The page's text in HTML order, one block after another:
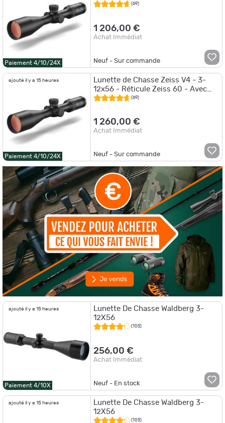
Paiement 4/10/24X
tourelles Balistiques
(69)
1 206,00 €
Achat Immédiat
Neuf - Sur commande
ajouté il y a 15 heures
Paiement 4/10/24X
Lunette de Chasse Zeiss V4 - 3-
12x56 - Réticule Zeiss 60 - Avec
tourelles Balistiques
(69)
1 260,00 €
Achat Immédiat
Neuf - Sur commande
ajouté il y a 15 heures
Paiement 4/10X
Lunette De Chasse Waldberg 3-
12X56
(105)
256,00 €
Achat Immédiat
Neuf - En stock
ajouté il y a 15 heures
Lunette De Chasse Waldberg 3-
12X56
(105)